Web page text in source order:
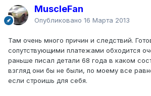
MuscleFan
Опубликовано 16 Марта 2013
Там очень много причин и следствий.
сопутствующими платежами обходится
раньше писал детали 68 года в каком
взгляд они бы не были, по моему все
если строишь для себя.